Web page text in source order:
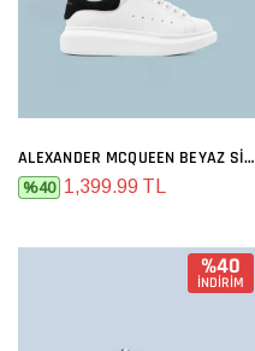
ALEXANDER MCQUEEN BEYAZ SIYAH
%40 1,399.99 TL
%40
İNDİRİM